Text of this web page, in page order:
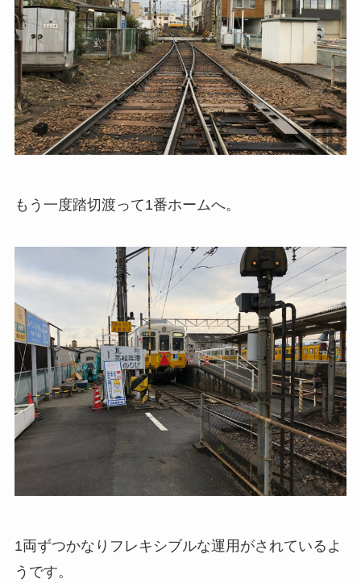
もう一度踏切渡って1番ホームへ。
1両ずつかなりフレキシブルな運用がされているよ
うです。